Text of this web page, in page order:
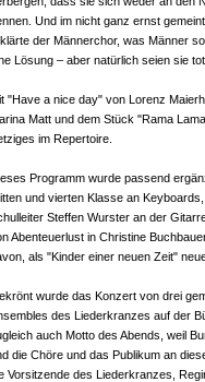
Und im nicht ganz ernst
der Männerchor, was Männer
Lösung – aber natürlich seien sie
"Have a nice day" von Lorenz
Matt und dem Stück "Rama
im Repertoire.
Programm wurde passend
und vierten Klasse an
Steffen Wurster an der
Abenteuerlust in Christine
als "Kinder einer neuen Zeit"
wurde das Konzert von drei
des Liederkranzes auf der
auch Motto des Abends, weil
die Chöre und das Publikum an
Vorsitzende des Liederkranzes,